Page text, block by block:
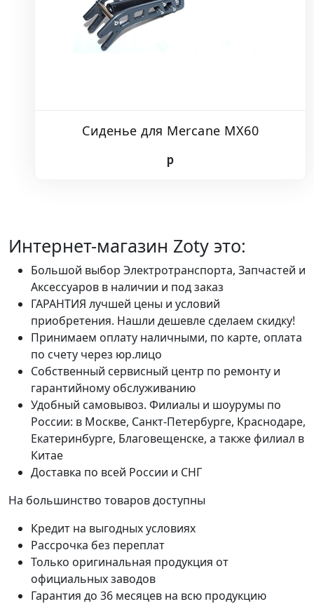
Сиденье для Mercane MX60
p
Интернет-магазин Zoty это:
Большой выбор Электротранспорта, Запчастей и
Аксессуаров в наличии и под заказ
ГАРАНТИЯ лучшей цены и условий
приобретения. Нашли дешевле сделаем скидку!
Принимаем оплату наличными, по карте, оплата
по счету через юр.лицо
Собственный сервисный центр по ремонту и
гарантийному обслуживанию
Удобный самовывоз. Филиалы и шоурумы по
России: в Москве, Санкт-Петербурге, Краснодаре,
Екатеринбурге, Благовещенске, а также филиал в
Китае
Доставка по всей России и СНГ
На большинство товаров доступны
Кредит на выгодных условиях
Рассрочка без переплат
Только оригинальная продукция от
официальных заводов
Гарантия до 36 месяцев на всю продукцию